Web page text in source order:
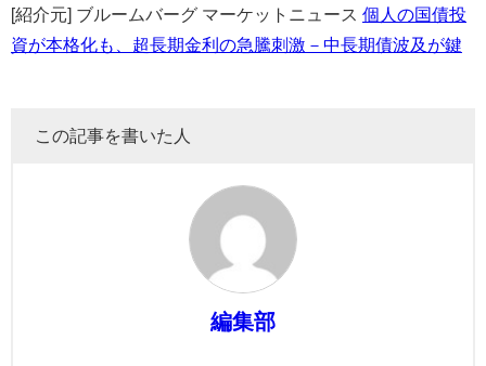
[紹介元] ブルームバーグ マーケットニュース 個人の国債投
資が本格化も、超長期金利の急騰刺激－中長期債波及が鍵
この記事を書いた人
編集部